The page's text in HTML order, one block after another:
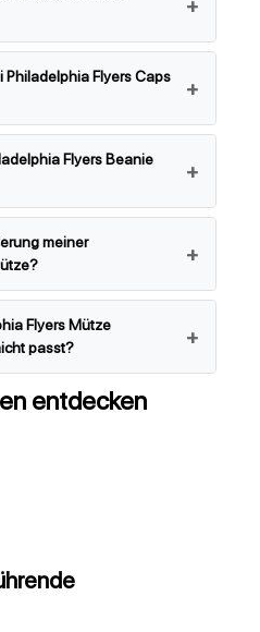
Philadelphia Flyers Caps
Flyers Beanie
meiner
Flyers Mütze
passt?
entdecken